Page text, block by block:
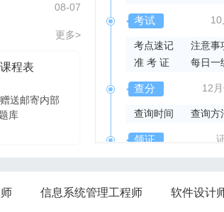
08-07
更多>
程表
送邮寄内部
库
2026年系规内部辅导资
报班免费邮寄辅
信管网精心组编
考试 10
考点速记 注意事
准 考 证
每日一
查分 12
查询时间 查询方
领证
信息系统管理工程师 软件设计